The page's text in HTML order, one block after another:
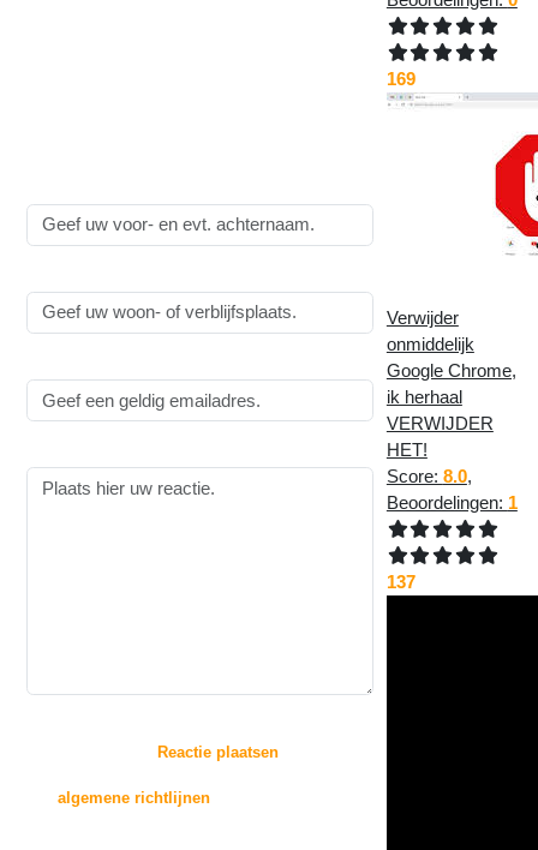
Door op de knop "Reactie plaatsen
algemene richtlijnenvoor het plaatsen van
169
Verwijder
onmiddelijk
Google Chrome,
ik herhaal
VERWIJDER
HET!
Score: 8.0,
Beoordelingen: 1
137